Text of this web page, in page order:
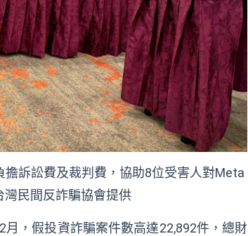
訴訟費及裁判費，協助8位受害人對Meta
民間反詐騙協會提供
，假投資詐騙案件數高達22,892件，總財